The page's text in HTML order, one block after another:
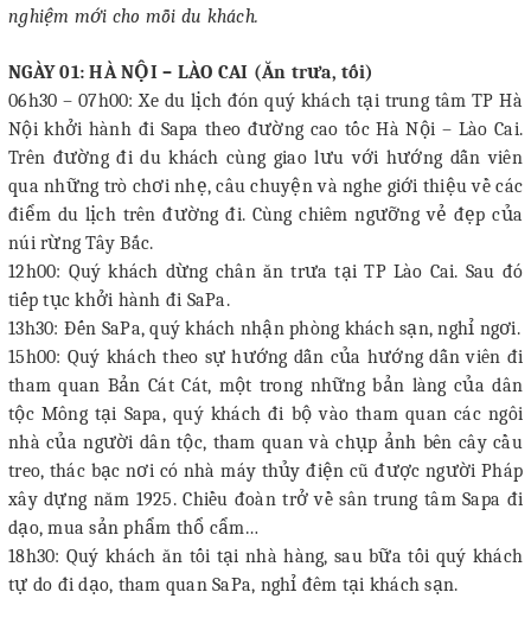
nghiệm mới cho mỗi du khách.
NGÀY 01: HÀ NỘI – LÀO CAI (Ăn trưa, tối)
06h30 – 07h00: Xe du lịch đón quý khách tại trung tâm TP Hà
Nội khởi hành đi Sapa theo đường cao tốc Hà Nội – Lào Cai.
Trên đường đi du khách cùng giao lưu với hướng dẫn viên
qua những trò chơi nhẹ, câu chuyện và nghe giới thiệu về các
điểm du lịch trên đường đi. Cùng chiêm ngưỡng vẻ đẹp của
núi rừng Tây Bắc.
12h00: Quý khách dừng chân ăn trưa tại TP Lào Cai. Sau đó
tiếp tục khởi hành đi SaPa.
13h30: Đến SaPa, quý khách nhận phòng khách sạn, nghỉ ngơi.
15h00: Quý khách theo sự hướng dẫn của hướng dẫn viên đi
tham quan Bản Cát Cát, một trong những bản làng của dân
tộc Mông tại Sapa, quý khách đi bộ vào tham quan các ngôi
nhà của người dân tộc, tham quan và chụp ảnh bên cây cầu
treo, thác bạc nơi có nhà máy thủy điện cũ được người Pháp
xây dựng năm 1925. Chiều đoàn trở về sân trung tâm Sapa đi
dạo, mua sản phẩm thổ cẩm…
18h30: Quý khách ăn tối tại nhà hàng, sau bữa tối quý khách
tự do đi dạo, tham quan SaPa, nghỉ đêm tại khách sạn.